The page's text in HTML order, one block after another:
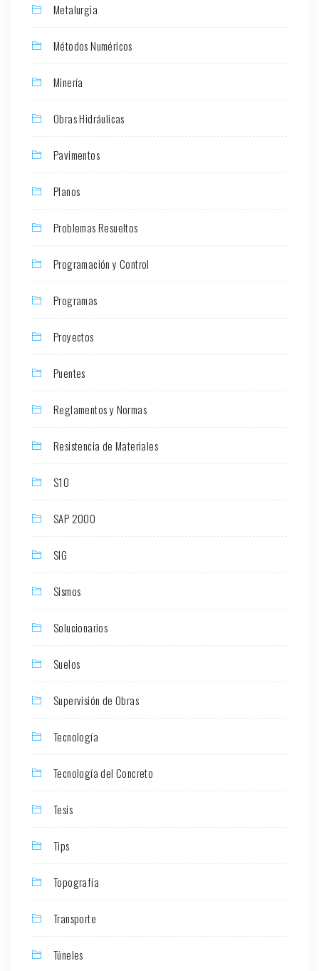
Metalurgia
Métodos Numéricos
Minería
Obras Hidráulicas
Pavimentos
Planos
Problemas Resueltos
Programación y Control
Programas
Proyectos
Puentes
Reglamentos y Normas
Resistencia de Materiales
S10
SAP 2000
SIG
Sismos
Solucionarios
Suelos
Supervisión de Obras
Tecnología
Tecnología del Concreto
Tesis
Tips
Topografía
Transporte
Túneles